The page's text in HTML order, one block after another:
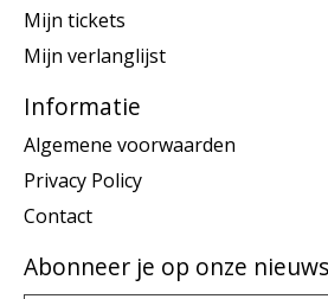
Mijn tickets
Mijn verlanglijst
Informatie
Algemene voorwaarden
Privacy Policy
Contact
Abonneer je op onze